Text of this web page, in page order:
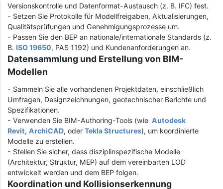
Versionskontrolle und Datenformat-Austausch (z. B. IFC) fest.
- Setzen Sie Protokolle für Modellfreigaben, Aktualisierungen,
Qualitätsprüfungen und Genehmigungsprozesse um.
- Passen Sie den BEP an nationale/internationale Standards (z.
B. ISO 19650, PAS 1192) und Kundenanforderungen an.
Datensammlung und Erstellung von BIM-
Modellen
- Sammeln Sie alle vorhandenen Projektdaten, einschließlich
Umfragen, Designzeichnungen, geotechnischer Berichte und
Spezifikationen.
- Verwenden Sie BIM-Authoring-Tools (wie Autodesk
Revit, ArchiCAD, oder Tekla Structures), um koordinierte
Modelle zu erstellen.
- Stellen Sie sicher, dass disziplinspezifische Modelle
(Architektur, Struktur, MEP) auf dem vereinbarten LOD
entwickelt werden und dem BEP folgen.
Koordination und Kollisionserkennung